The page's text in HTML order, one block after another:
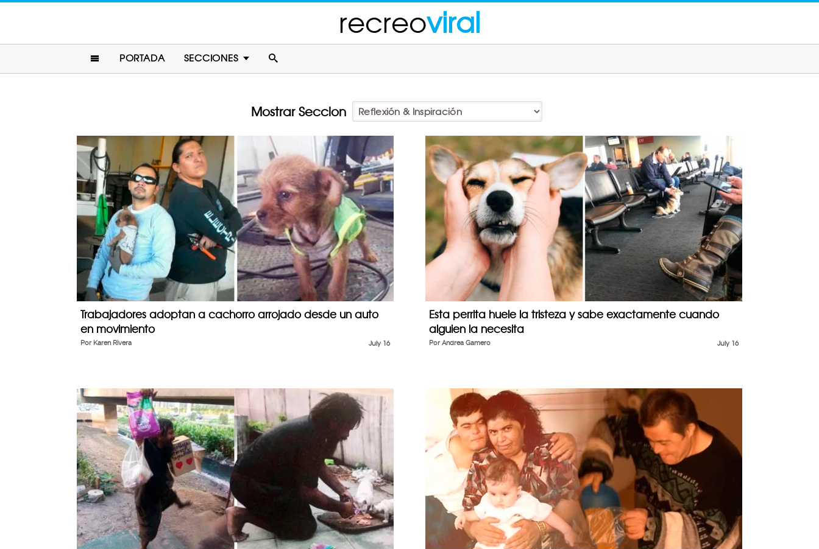
recreoviral
PORTADA SECCIONES
Mostrar Seccion
Trabajadores adoptan a cachorro arrojado desde un auto
en movimiento
July 16
Por Karen Rivera
Esta perrita huele la tristeza y sabe exactamente cuando
alguien la necesita
July 16
Por Andrea Gamero